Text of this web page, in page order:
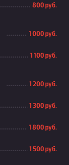
800 руб.
1 000 руб.
1 100 руб.
1 200 руб.
1 300 руб.
1 800 руб.
1 500 руб.